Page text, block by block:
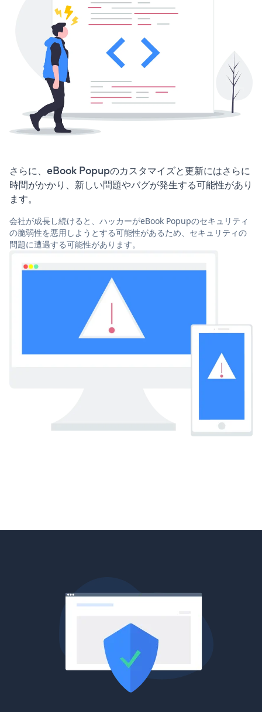
さらに、eBook Popupのカスタマイズと更新にはさらに
時間がかかり、新しい問題やバグが発生する可能性があり
ます。
会社が成長し続けると、ハッカーがeBook Popupのセキュリティ
の脆弱性を悪用しようとする可能性があるため、セキュリティの
問題に遭遇する可能性があります。